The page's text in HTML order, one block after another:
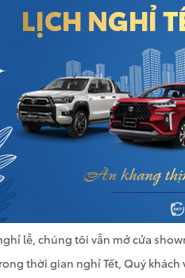
lễ, chúng tôi vẫn mở cửa
thời gian nghỉ Tết, Quý